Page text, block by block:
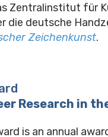
Zentralinstitut für
die deutsche
Zeichenkunst.
Research in
is an annual